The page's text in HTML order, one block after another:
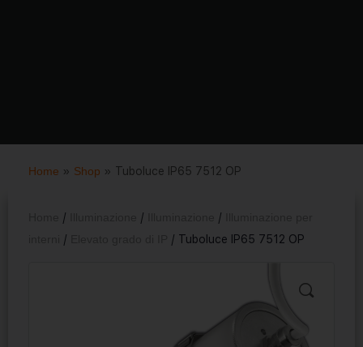
Home » Shop » Tuboluce IP65 7512 OP
/ / /
/ / Tuboluce IP65 7512 OP